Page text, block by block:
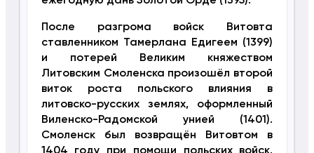
После разгрома войск Витовта
ставленником Тамерлана Едигеем (1399)
и потерей Великим княжеством
Литовским Смоленска произошёл второй
виток роста польского влияния в
литовско-русских землях, оформленный
Виленско-Радомской унией (1401).
Смоленск был возвращён Витовтом в